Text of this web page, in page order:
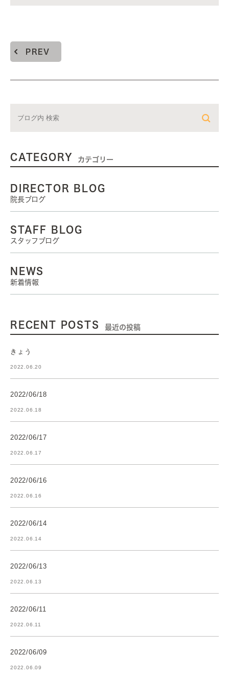
PREV
CATEGORY カテゴリー
DIRECTOR BLOG
院長ブログ
STAFF BLOG
スタッフブログ
NEWS
新着情報
RECENT POSTS 最近の投稿
きょう
2022.06.20
2022/06/18
2022.06.18
2022/06/17
2022.06.17
2022/06/16
2022.06.16
2022/06/14
2022.06.14
2022/06/13
2022.06.13
2022/06/11
2022.06.11
2022/06/09
2022.06.09